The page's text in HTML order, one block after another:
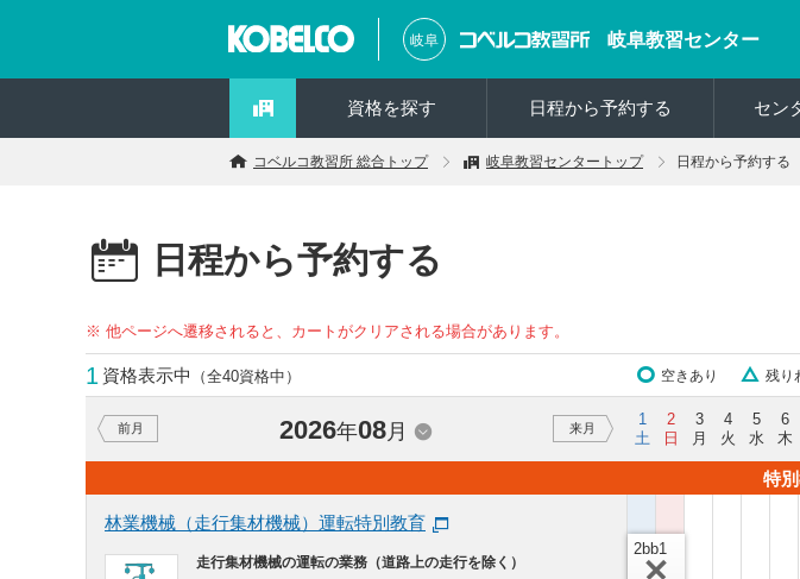
岐阜 岐阜教習センター
資格を探す 日程から予約する セン
コベルコ教習所 総合トップ 岐阜教習センタートップ 日程から予約する
日程から予約する
※ 他ページへ遷移されると、カートがクリアされる場合があります。
1 資格表示中 （全40資格中） 空きあり 残り
前月 2026年08月 来月
1
土
2
日
3
月
4
火
5
水
6
木
特
林業機械（走行集材機械）運転特別教育
走行集材機械の運転の業務（道路上の走行を除く）
2bb1